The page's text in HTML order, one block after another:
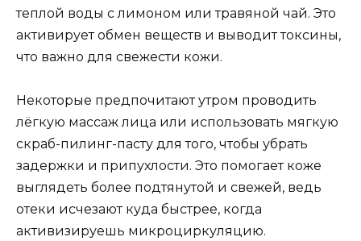
теплой воды с лимоном или травяной чай. Это
активирует обмен веществ и выводит токсины,
что важно для свежести кожи.
Некоторые предпочитают утром проводить
лёгкую массаж лица или использовать мягкую
скраб-пилинг-пасту для того, чтобы убрать
задержки и припухлости. Это помогает коже
выглядеть более подтянутой и свежей, ведь
отеки исчезают куда быстрее, когда
активизируешь микроциркуляцию.